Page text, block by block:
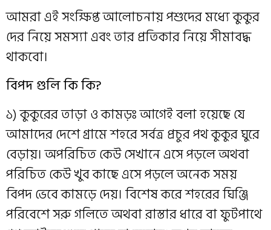
আমরা এই সংক্ষিপ্ত আলোচনায় পশুদের মধ্যে কুকুর
দের নিয়ে সমস্যা এবং তার প্রতিকার নিয়ে সীমাবদ্ধ
থাকবো।
বিপদ গুলি কি কি?
১) কুকুরের তাড়া ও কামড়ঃ আগেই বলা হয়েছে যে
আমাদের দেশে গ্রামে শহরে সর্বত্র প্রচুর পথ কুকুর ঘুরে
বেড়ায়। অপরিচিত কেউ সেখানে এসে পড়লে অথবা
পরিচিত কেউ খুব কাছে এসে পড়লে অনেক সময়
বিপদ ভেবে কামড়ে দেয়। বিশেষ করে শহরের ঘিঞ্জি
পরিবেশে সরু গলিতে অথবা রাস্তার ধারে বা ফুটপাথে